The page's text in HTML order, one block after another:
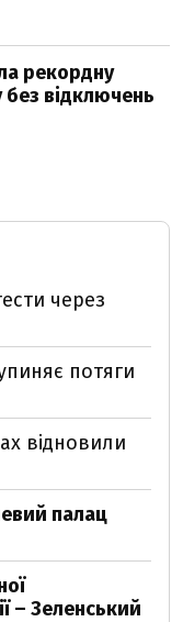
рекордну
без відключень
через
потяги
відновили
палац
– Зеленський